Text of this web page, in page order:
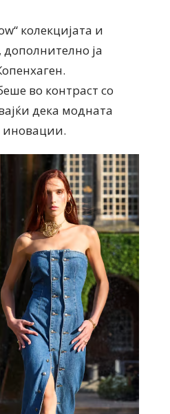
колекцијата и
ја
во контраст со
дека модната
иновации.